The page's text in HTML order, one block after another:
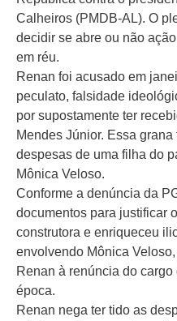
Calheiros (PMDB-AL). O
decidir se abre ou não
em réu.
Renan foi acusado em
peculato, falsidade
por supostamente ter
Mendes Júnior. Essa
despesas de uma filha do
Mônica Veloso.
Conforme a denúncia da
documentos para justificar
construtora e enriqueceu
envolvendo Mônica
Renan à renúncia do
época.
Renan nega ter tido as